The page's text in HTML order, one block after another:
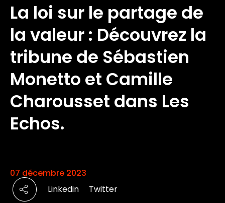
Équipe
Carrières
Société à mission
Actualités
Cartographie ESS
Contact
La loi sur le partage de
la valeur : Découvrez la
tribune de Sébastien
Monetto et Camille
Charousset dans Les
Echos.
07 décembre 2023
Linkedin
Twitter